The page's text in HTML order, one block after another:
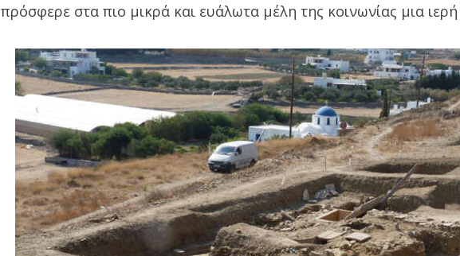
πρόσφερε στα πιο μικρά και ευάλωτα μέλη της κοινωνίας μια ιερή